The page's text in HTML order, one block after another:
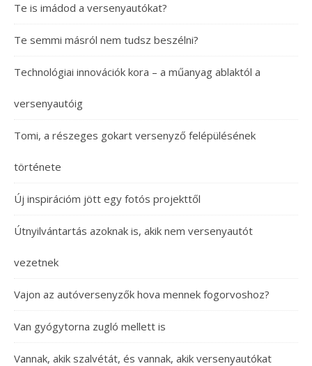
Te is imádod a versenyautókat?
Te semmi másról nem tudsz beszélni?
Technológiai innovációk kora – a műanyag ablaktól a
versenyautóig
Tomi, a részeges gokart versenyző felépülésének
története
Új inspirációm jött egy fotós projekttől
Útnyilvántartás azoknak is, akik nem versenyautót
vezetnek
Vajon az autóversenyzők hova mennek fogorvoshoz?
Van gyógytorna zugló mellett is
Vannak, akik szalvétát, és vannak, akik versenyautókat